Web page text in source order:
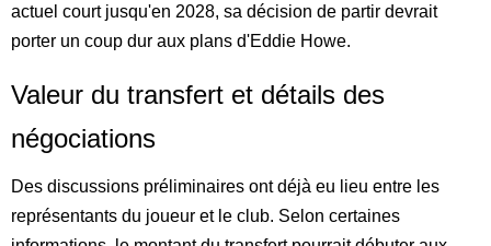
actuel court jusqu'en 2028, sa décision de partir devrait
porter un coup dur aux plans d'Eddie Howe.
Valeur du transfert et détails des
négociations
Des discussions préliminaires ont déjà eu lieu entre les
représentants du joueur et le club. Selon certaines